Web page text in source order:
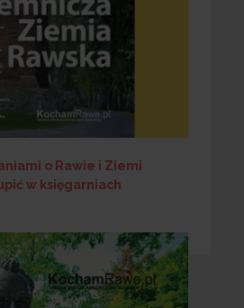
o Rawie i Ziemi
w księgarniach